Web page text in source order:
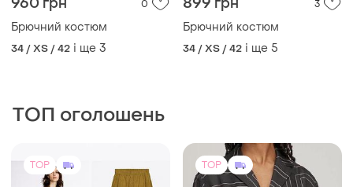
960 грн 0
Брючний костюм
34 / XS / 42 і ще 3
899 грн 3
Брючний костюм
34 / XS / 42 і ще 5
ТОП оголошень
TOP TOP